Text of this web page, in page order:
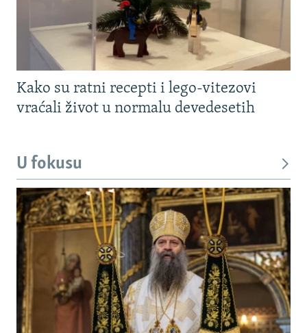
Kako su ratni recepti i lego-vitezovi
vraćali život u normalu devedesetih
U fokusu